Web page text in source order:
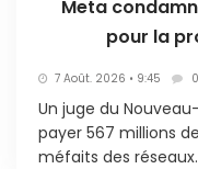
Meta
pour la
7 Août. 2026 • 9:45 0
Un juge du
payer 567 millions
méfaits des